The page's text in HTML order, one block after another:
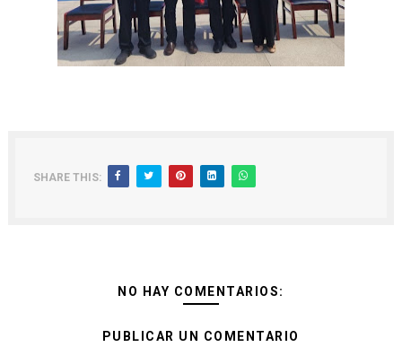
SHARE THIS:
NO HAY COMENTARIOS:
PUBLICAR UN COMENTARIO